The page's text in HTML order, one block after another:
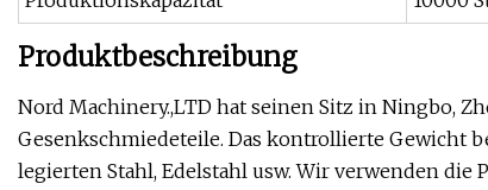
Produktbeschreibung
Nord Machinery.,LTD hat seinen Sitz in Ningbo,
Gesenkschmiedeteile. Das kontrollierte Gewicht
legierten Stahl, Edelstahl usw. Wir verwenden die